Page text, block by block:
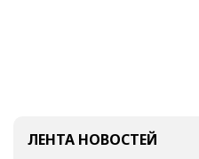
ЛЕНТА НОВОСТЕЙ